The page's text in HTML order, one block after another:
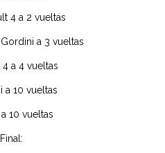
4 a 2 vueltas
a 3 vueltas
a 4 vueltas
a 10 vueltas
10 vueltas